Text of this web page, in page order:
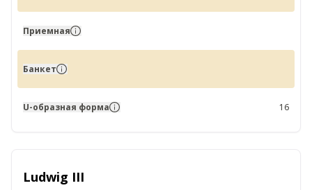
Приемная
Банкет
U-образная форма 16
Ludwig III